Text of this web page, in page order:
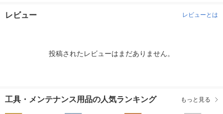
レビュー レビューとは
投稿されたレビューはまだありません。
工具・メンテナンス用品の人気ランキング もっと見る